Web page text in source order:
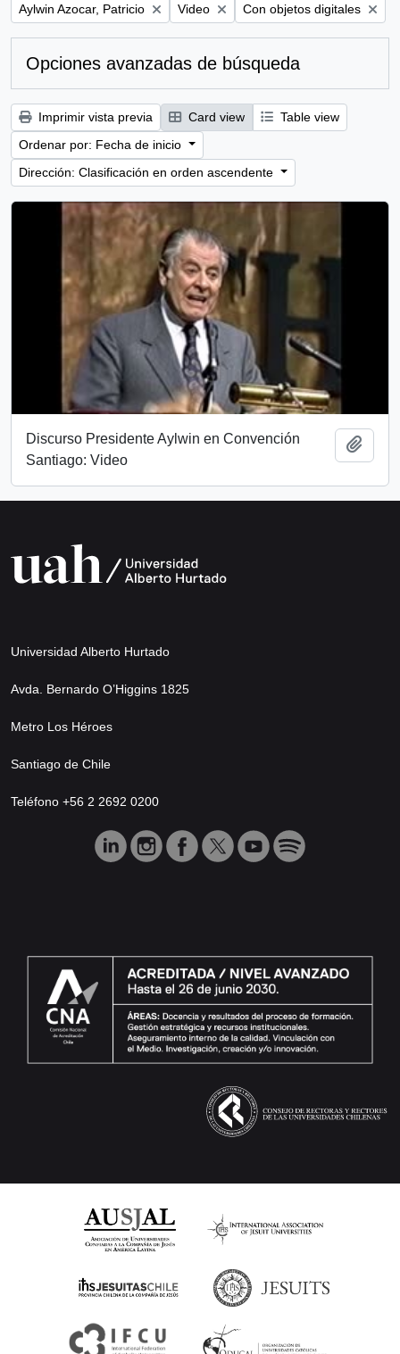
Remove filter:
Aylwin Azocar, Patricio Remove filter:
Video Remove filter:
Con objetos digitales
Opciones avanzadas de búsqueda
Imprimir vista previa Card view
Table view
Ordenar por: Fecha de inicio
Dirección: Clasificación en orden ascendente
Discurso Presidente Aylwin en Convención
Santiago: Video
Universidad Alberto Hurtado
Avda. Bernardo O’Higgins 1825
Metro Los Héroes
Santiago de Chile
Teléfono +56 2 2692 0200